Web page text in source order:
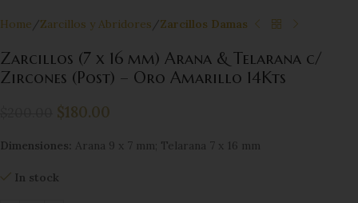
Home Zarcillos y Abridores Zarcillos Damas
Zarcillos (7 x 16 mm) Arana & Telarana c/
Zircones (Post) – Oro Amarillo 14Kts
$180.00
Dimensiones: Arana 9 x 7 mm; Telarana 7 x 16 mm
In stock